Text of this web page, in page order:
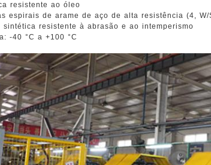
resistente ao óleo
espirais de arame de aço de alta resistência (4, W/
sintética resistente à abrasão e ao intemperismo
-40 °C a +100 °C